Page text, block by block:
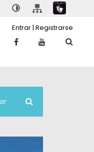
Entrar| Registrarse